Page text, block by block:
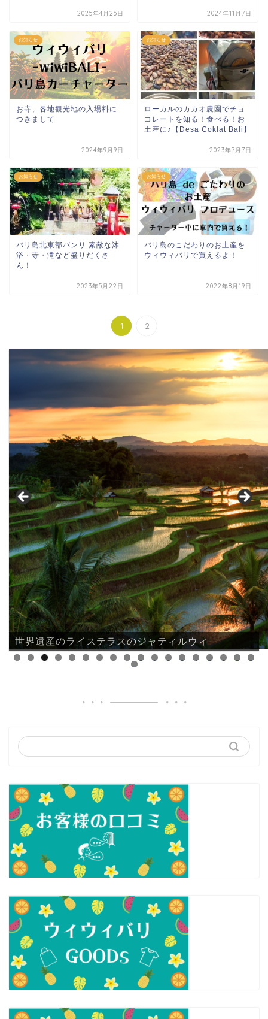
2025年4月25日 2024年11月7日
お知らせ
お寺、各地観光地の入場料に
つきまして
2024年9月9日
お知らせ
ローカルのカカオ農園でチョ
コレートを知る！食べる！お
土産に♪【Desa Coklat Bali】
2023年7月7日
お知らせ
バリ島北東部バンリ 素敵な沐
浴・寺・滝など盛りだくさ
ん！
2023年5月22日
お知らせ
バリ島のこだわりのお土産を
ウィウィバリで買えるよ！
2022年8月19日
1 2
世界遺産のライステラスのジャティルウィ
0 1 2 3 4 5 6 7 8
9